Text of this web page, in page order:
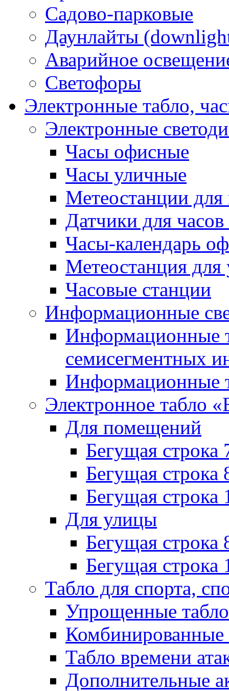
Садово-парковые
Даунлайты
Аварийное
Светофоры
Электронные табло,
Электронные
Часы офисные
Часы уличные
Метеостанции
Датчики для
Часы-календарь
Метеостанция
Часовые станции
Информационные
Информационные
семисегментных
Информационные
Электронное табло
Для помещений
Бегущая строка
Бегущая строка
Бегущая строка
Для улицы
Бегущая строка
Бегущая строка
Табло для спорта,
Упрощенные табло
Комбинированные
Табло времени
Дополнительные